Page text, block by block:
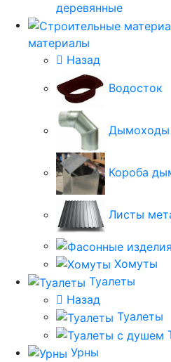
деревянные
материалы
Назад
Водосток
Дымоходы
Короба
Листы
Хомуты
Туалеты
Назад
Туалеты
Урны